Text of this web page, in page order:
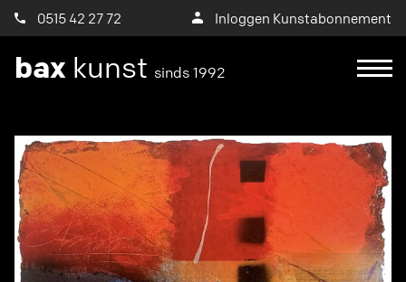
0515 42 27 72 Inloggen Kunstabonnement
bax kunst sinds 1992